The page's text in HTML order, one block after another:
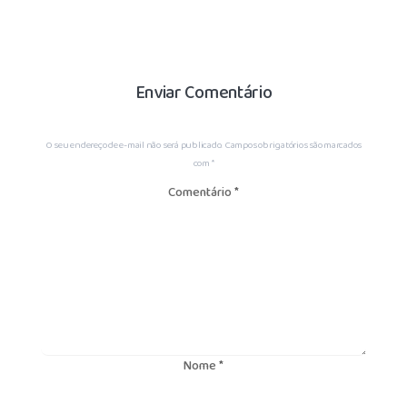
Enviar Comentário
O seu endereço de e-mail não será publicado. Campos obrigatórios são marcados
com*
Comentário*
Nome*